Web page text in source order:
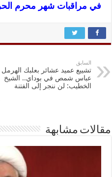
في مراقبات شهر محرم
السابق
تشييع عميد عشائر بعلبك الهرمل
عباس شمص في بوداي.. الشيخ
الخطيب: لن ننجر إلى الفتنة
مقالات مشابهة